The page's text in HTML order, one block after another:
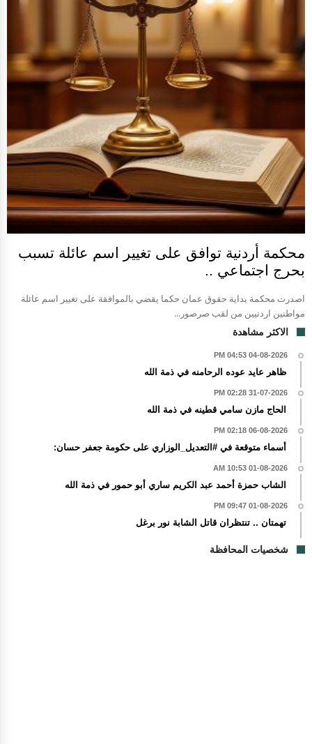
محكمة أردنية توافق على تغيير اسم عائلة تسبب
بحرج اجتماعي ..
اصدرت محكمة بداية حقوق عمان حكما يقضي بالموافقة على تغيير اسم عائلة
مواطنين اردنيين من لقب صرصور...
الاكثر مشاهدة
04-08-2026 04:53 PM
ظاهر عايد عوده الرحامنه في ذمة الله
31-07-2026 02:28 PM
الحاج مازن سامي قطينه في ذمة الله
06-08-2026 02:18 PM
أسماء متوقعة في #التعديل_الوزاري على حكومة جعفر حسان:
01-08-2026 10:53 AM
الشاب حمزة أحمد عبد الكريم ساري أبو حمور في ذمة الله
01-08-2026 09:47 PM
تهمتان .. تنتظران قاتل الشابة نور برغل
شخصيات المحافظة